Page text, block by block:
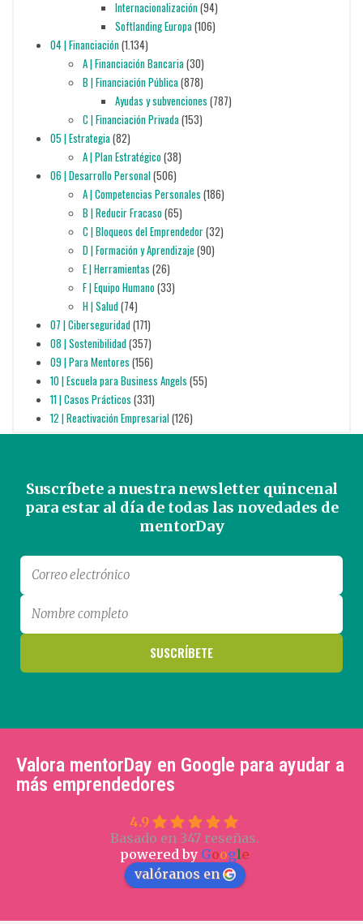
Internacionalización(94)
Softlanding Europa(106)
04 | Financiación(1.134)
A | Financiación Bancaria(30)
B | Financiación Pública(878)
Ayudas y subvenciones (787)
C | Financiación Privada(153)
05 | Estrategia(82)
A | Plan Estratégico(38)
06 | Desarrollo Personal(506)
A | Competencias Personales (186)
B | Reducir Fracaso(65)
C | Bloqueos del Emprendedor(32)
D | Formación y Aprendizaje (90)
E | Herramientas (26)
F | Equipo Humano(33)
H | Salud(74)
07 | Ciberseguridad(171)
08 | Sostenibilidad(357)
09 | Para Mentores (156)
10 | Escuela para Business Angels (55)
11 | Casos Prácticos (331)
12 | Reactivación Empresarial(126)
Suscríbete a nuestra newsletter quincenal
para estar al día de todas las novedades de
mentorDay
Valora mentorDay en Google para ayudar a
más emprendedores
4.9
Basado en 347 reseñas.
powered by Google
valóranos en